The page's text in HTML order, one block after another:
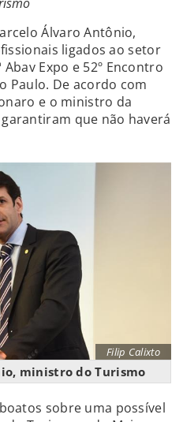
Álvaro Antônio,
ligados ao setor
Expo e 52º Encontro
Paulo. De acordo com
e o ministro da
que não haverá
Filip Calixto
ministro do Turismo
sobre uma possível